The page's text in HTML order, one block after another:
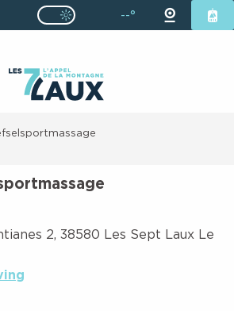
Page D’accueil Actuelle Été :
Page D’accueil Actuelle
--°
2, 38580 Les Sept Laux Le